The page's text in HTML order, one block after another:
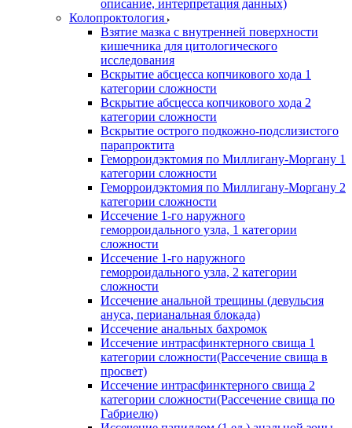
описание, интерпретация данных)
Колопроктология
Взятие мазка с внутренней поверхности
кишечника для цитологического
исследования
Вскрытие абсцесса копчикового хода 1
категории сложности
Вскрытие абсцесса копчикового хода 2
категории сложности
Вскрытие острого подкожно-подслизистого
парапроктита
Геморроидэктомия по Миллигану-Моргану 1
категории сложности
Геморроидэктомия по Миллигану-Моргану 2
категории сложности
Иссечение 1-го наружного
геморроидального узла, 1 категории
сложности
Иссечение 1-го наружного
геморроидального узла, 2 категории
сложности
Иссечение анальной трещины (девульсия
ануса, перианальная блокада)
Иссечение анальных бахромок
Иссечение интрасфинктерного свища 1
категории сложности(Рассечение свища в
просвет)
Иссечение интрасфинктерного свища 2
категории сложности(Рассечение свища по
Габриелю)